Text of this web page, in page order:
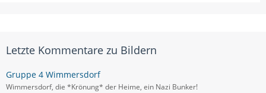
Letzte Kommentare zu Bildern
Gruppe 4 Wimmersdorf
Wimmersdorf, die *Krönung* der Heime, ein Nazi Bunker!